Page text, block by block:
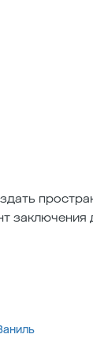
заключения